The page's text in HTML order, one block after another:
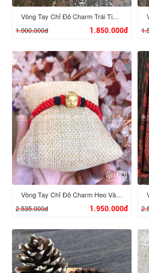
XEM CHI TIẾT
Vòng Tay Chỉ Đỏ Charm Trái Tim 02 Vàng 24K
1.900.000đ
1.850.000đ
Vòng Tay Chỉ Đỏ Charm Heo Vàng 24K
2.535.000đ
1.950.000đ